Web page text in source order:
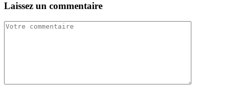
Laissez un commentaire